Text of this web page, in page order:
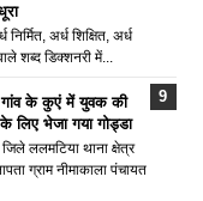
अर्ध शिक्षित, अर्ध
शब्द डिक्शनरी में...
के कुएं में युवक की
लिए भेजा गया गोड्डा
ललमटिया थाना क्षेत्र
ग्राम नीमाकाला पंचायत